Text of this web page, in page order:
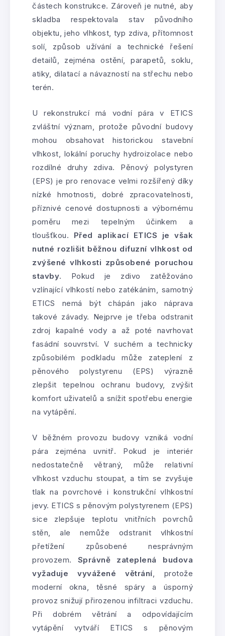
částech konstrukce. Zároveň je nutné, aby
skladba respektovala stav původního
objektu, jeho vlhkost, typ zdiva, přítomnost
solí, způsob užívání a technické řešení
detailů, zejména ostění, parapetů, soklu,
atiky, dilatací a návazností na střechu nebo
terén.
U rekonstrukcí má vodní pára v ETICS
zvláštní význam, protože původní budovy
mohou obsahovat historickou stavební
vlhkost, lokální poruchy hydroizolace nebo
rozdílné druhy zdiva. Pěnový polystyren
(EPS) je pro renovace velmi rozšířený díky
nízké hmotnosti, dobré zpracovatelnosti,
příznivé cenové dostupnosti a výbornému
poměru mezi tepelným účinkem a
tloušťkou. Před aplikací ETICS je však
nutné rozlišit běžnou difuzní vlhkost od
zvýšené vlhkosti způsobené poruchou
stavby. Pokud je zdivo zatěžováno
vzlínající vlhkostí nebo zatékáním, samotný
ETICS nemá být chápán jako náprava
takové závady. Nejprve je třeba odstranit
zdroj kapalné vody a až poté navrhovat
fasádní souvrství. V suchém a technicky
způsobilém podkladu může zateplení z
pěnového polystyrenu (EPS) výrazně
zlepšit tepelnou ochranu budovy, zvýšit
komfort uživatelů a snížit spotřebu energie
na vytápění.
V běžném provozu budovy vzniká vodní
pára zejména uvnitř. Pokud je interiér
nedostatečně větraný, může relativní
vlhkost vzduchu stoupat, a tím se zvyšuje
tlak na povrchové i konstrukční vlhkostní
jevy. ETICS s pěnovým polystyrenem (EPS)
sice zlepšuje teplotu vnitřních povrchů
stěn, ale nemůže odstranit vlhkostní
přetížení způsobené nesprávným
provozem. Správně zateplená budova
vyžaduje vyvážené větrání, protože
moderní okna, těsné spáry a úsporný
provoz snižují přirozenou infiltraci vzduchu.
Při dobrém větrání a odpovídajícím
vytápění vytváří ETICS s pěnovým